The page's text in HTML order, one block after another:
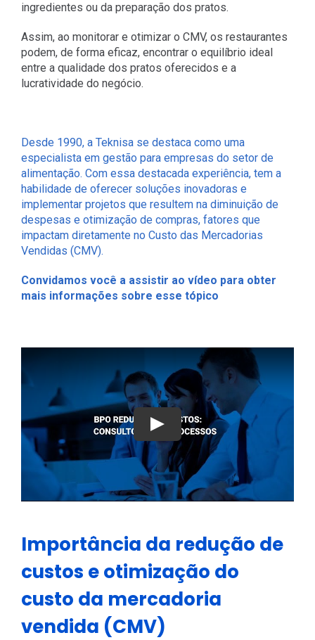
ingredientes ou da preparação dos pratos.
Assim, ao monitorar e otimizar o CMV, os restaurantes
podem, de forma eficaz, encontrar o equilíbrio ideal
entre a qualidade dos pratos oferecidos e a
lucratividade do negócio.
Desde 1990, a Teknisa se destaca como uma
especialista em gestão para empresas do setor de
alimentação. Com essa destacada experiência, tem a
habilidade de oferecer soluções inovadoras e
implementar projetos que resultem na diminuição de
despesas e otimização de compras, fatores que
impactam diretamente no Custo das Mercadorias
Vendidas (CMV).
Convidamos você a assistir ao vídeo para obter
mais informações sobre esse tópico
Play
Importância da redução de
custos e otimização do
custo da mercadoria
vendida (CMV)